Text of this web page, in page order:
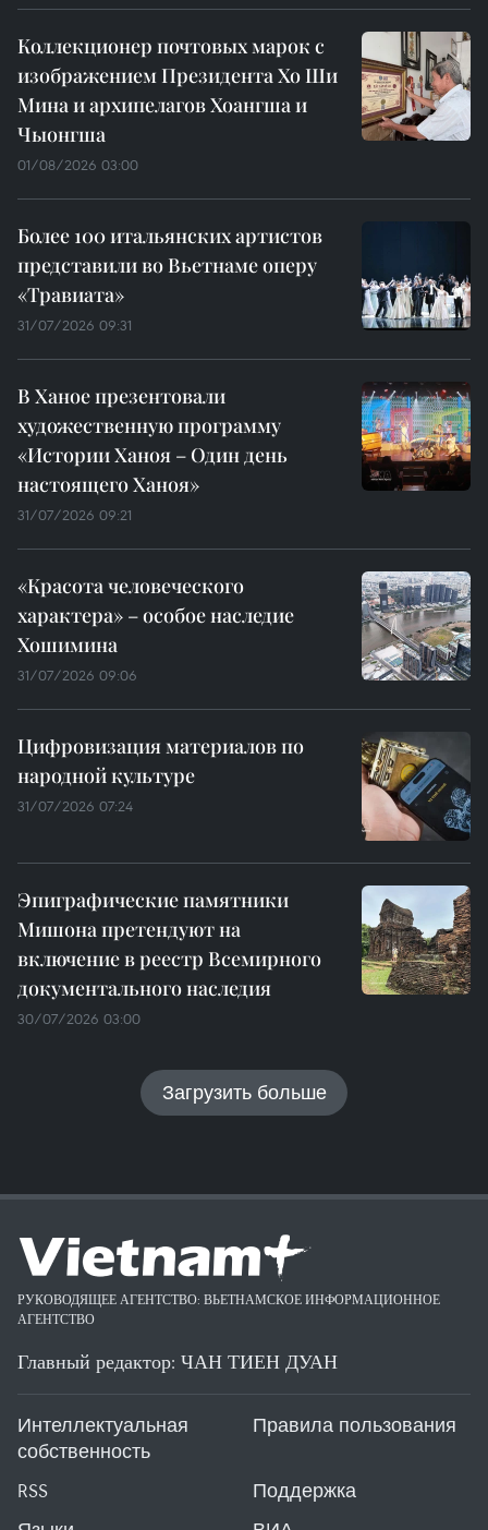
Коллекционер почтовых марок с
изображением Президента Хо Ши
Мина и архипелагов Хоангша и
Чыонгша
01/08/2026 03:00
Более 100 итальянских артистов
представили во Вьетнаме оперу
«Травиата»
31/07/2026 09:31
В Ханое презентовали
художественную программу
«Истории Ханоя – Один день
настоящего Ханоя»
31/07/2026 09:21
«Красота человеческого
характера» – особое наследие
Хошимина
31/07/2026 09:06
Цифровизация материалов по
народной культуре
31/07/2026 07:24
Эпиграфические памятники
Мишона претендуют на
включение в реестр Всемирного
документального наследия
30/07/2026 03:00
Загрузить больше
РУКОВОДЯЩЕЕ АГЕНТСТВО: ВЬЕТНАМСКОЕ ИНФОРМАЦИОННОЕ
АГЕНТСТВО
Главный редактор: ЧАН ТИЕН ДУАН
Интеллектуальная
собственность
Правила пользования
RSS
Поддержка